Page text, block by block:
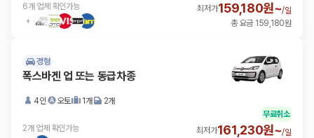
6개 업체 확인가능
최저가159,180원~/일
총 요금 159,180원
경형
폭스바겐 업 또는 동급차종
4인 오토 1개 2개
2개 업체 확인가능
무료취소
최저가161,230원~/일